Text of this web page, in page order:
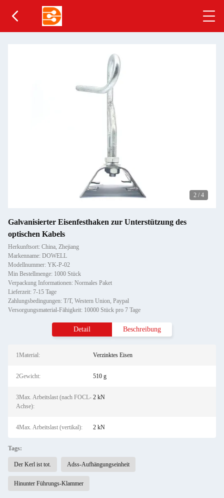
2 / 4
Galvanisierter Eisenfesthaken zur Unterstützung des
optischen Kabels
Herkunftsort: China, Zhejiang
Markenname: DOWELL
Modellnummer: YK-P-02
Min Bestellmenge: 1000 Stück
Verpackung Informationen: Normales Paket
Lieferzeit: 7-15 Tage
Zahlungsbedingungen: T/T, Western Union, Paypal
Versorgungsmaterial-Fähigkeit: 10000 Stück pro 7 Tage
Detail Beschreibung
1Material: Verzinktes Eisen
2Gewicht: 510 g
3Max. Arbeitslast (nach FOCL-
Achse):
2 kN
4Max. Arbeitslast (vertikal): 2 kN
Tags:
Der Kerl ist tot. Adss-Aufhängungseinheit
Hinunter Führungs-Klammer